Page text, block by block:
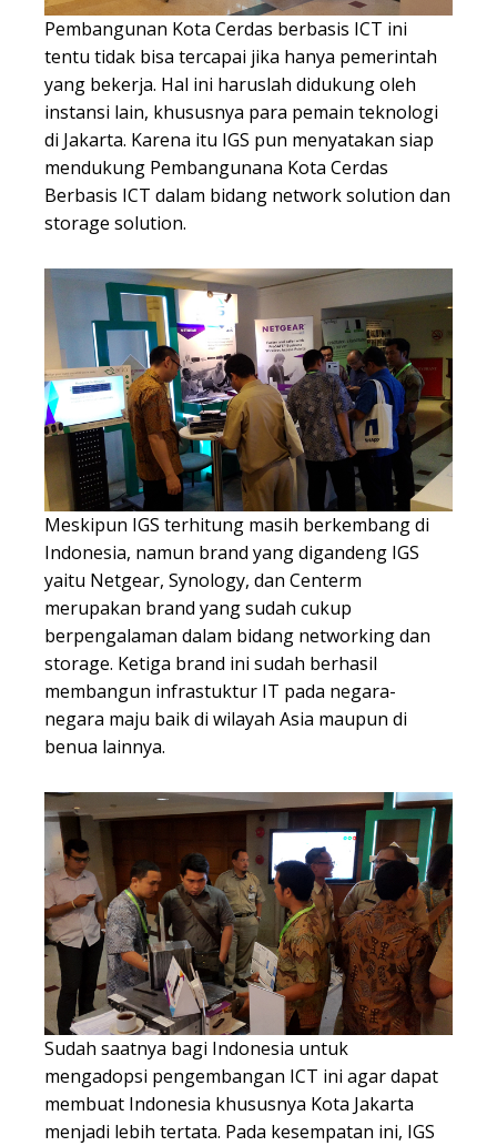
Pembangunan Kota Cerdas berbasis ICT ini
tentu tidak bisa tercapai jika hanya pemerintah
yang bekerja. Hal ini haruslah didukung oleh
instansi lain, khususnya para pemain teknologi
di Jakarta. Karena itu IGS pun menyatakan siap
mendukung Pembangunana Kota Cerdas
Berbasis ICT dalam bidang network solution dan
storage solution.
Meskipun IGS terhitung masih berkembang di
Indonesia, namun brand yang digandeng IGS
yaitu Netgear, Synology, dan Centerm
merupakan brand yang sudah cukup
berpengalaman dalam bidang networking dan
storage. Ketiga brand ini sudah berhasil
membangun infrastuktur IT pada negara-
negara maju baik di wilayah Asia maupun di
benua lainnya.
Sudah saatnya bagi Indonesia untuk
mengadopsi pengembangan ICT ini agar dapat
membuat Indonesia khususnya Kota Jakarta
menjadi lebih tertata. Pada kesempatan ini, IGS